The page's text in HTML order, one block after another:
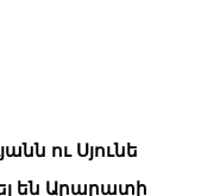
ու Սյունե
են Արարատի